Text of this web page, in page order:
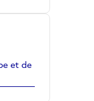
et de